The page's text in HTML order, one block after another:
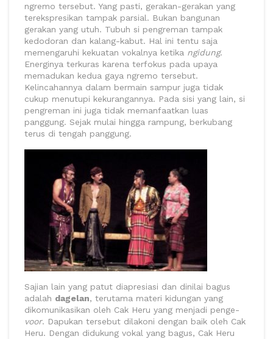
ngremo tersebut. Yang pasti, gerakan-gerakan yang
terekspresikan tampak parsial. Bukan bangunan
gerakan yang utuh. Tubuh si pengreman tampak
kedodoran dan kalang-kabut. Hal ini tentu saja
memengaruhi kekuatan vokalnya ketika ngidung.
Energinya terkuras karena terfokus pada upaya
memadukan kedua gaya ngremo tersebut.
Kelincahannya dalam bermain sampur juga tidak
cukup menutupi kekurangannya. Pada sisi yang lain, si
pengreman ini juga tidak memanfaatkan luas
panggung. Sejak mulai hingga rampung, berkubang
terus di tengah panggung.
Sajian lain yang patut diapresiasi dan dinilai bagus
adalah dagelan, terutama materi kidungan yang
dikomunikasikan oleh Cak Heru yang menjadi penge-
voor. Dapukan tersebut dilakoni dengan baik oleh Cak
Heru. Dengan didukung vokal yang bagus, Cak Heru